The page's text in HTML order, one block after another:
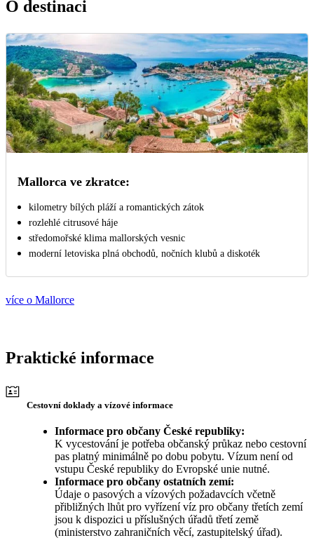
O destinaci
Mallorca ve zkratce:
kilometry bílých pláží a romantických zátok
rozlehlé citrusové háje
středomořské klima mallorských vesnic
moderní letoviska plná obchodů, nočních klubů a diskoték
více o Mallorce
Praktické informace
Cestovní doklady a vízové informace
Informace pro občany České republiky:
K vycestování je potřeba občanský průkaz nebo cestovní
pas platný minimálně po dobu pobytu. Vízum není od
vstupu České republiky do Evropské unie nutné.
Informace pro občany ostatních zemí:
Údaje o pasových a vízových požadavcích včetně
přibližných lhůt pro vyřízení víz pro občany třetích zemí
jsou k dispozici u příslušných úřadů třetí země
(ministerstvo zahraničních věcí, zastupitelský úřad).